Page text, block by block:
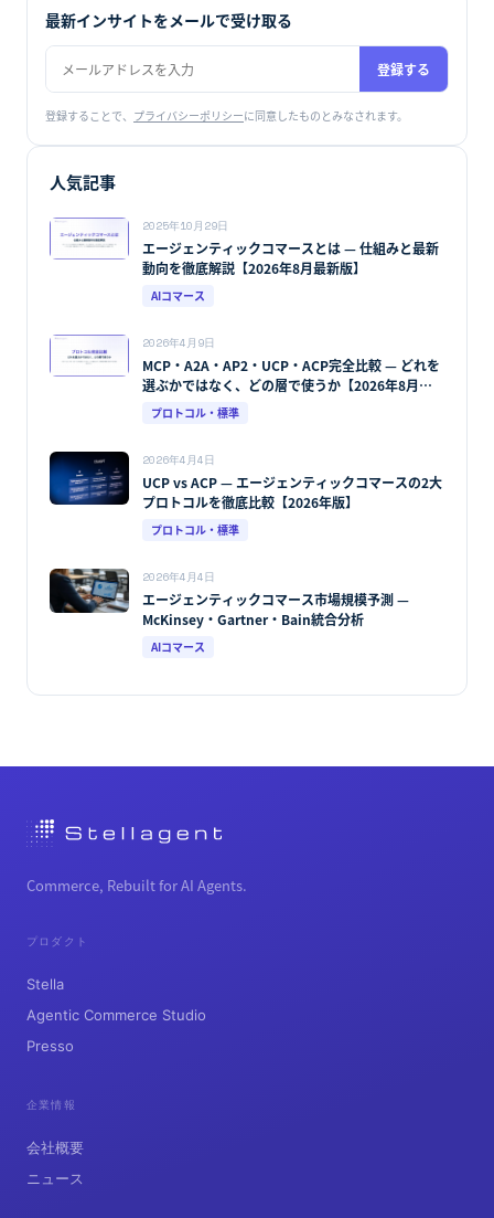
最新インサイトをメールで受け取る
登録する
登録することで、 プライバシーポリシーに同意したものとみなされます。
人気記事
2025年10月29日
エージェンティックコマースとは — 仕組みと最新
動向を徹底解説【2026年8月最新版】
AIコマース
2026年4月9日
MCP・A2A・AP2・UCP・ACP完全比較 — どれを
選ぶかではなく、どの層で使うか【2026年8月最
新版】
プロトコル・標準
2026年4月4日
UCP vs ACP — エージェンティックコマースの2大
プロトコルを徹底比較【2026年版】
プロトコル・標準
2026年4月4日
エージェンティックコマース市場規模予測 —
McKinsey・Gartner・Bain統合分析
AIコマース
Commerce, Rebuilt for AI Agents.
プロダクト
Stella
Agentic Commerce Studio
Presso
企業情報
会社概要
ニュース